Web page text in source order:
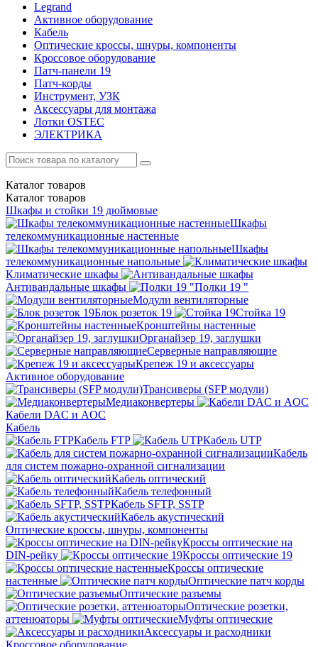
Legrand
Активное оборудование
Кабель
Оптические кроссы, шнуры, компоненты
Кроссовое оборудование
Патч-панели 19
Патч-корды
Инструмент, УЗК
Аксессуары для монтажа
Лотки OSTEC
ЭЛЕКТРИКА
Каталог товаров
Каталог товаров
Шкафы и стойки 19 дюймовые
Шкафы
телекоммуникационные настенные
Шкафы
телекоммуникационные напольные
Климатические шкафы
Антивандальные шкафы
Полки 19 "
Модули вентиляторные
Блок розеток 19
Стойка 19
Кронштейны настенные
Органайзер 19, заглушки
Серверные направляющие
Крепеж 19 и аксессуары
Активное оборудование
Трансиверы (SFP модули)
Медиаконвертеры
Кабели DAC и AOC
Кабель
Кабель FTP
Кабель UTP
Кабель
для систем пожарно-охранной сигнализации
Кабель оптический
Кабель телефонный
Кабель SFTP, SSTP
Кабель акустический
Оптические кроссы, шнуры, компоненты
Кроссы оптические на
DIN-рейку
Кроссы оптические 19
Кроссы оптические
настенные
Оптические патч корды
Оптические разъемы
Оптические розетки,
аттенюаторы
Муфты оптические
Аксессуары и расходники
Кроссовое оборудование